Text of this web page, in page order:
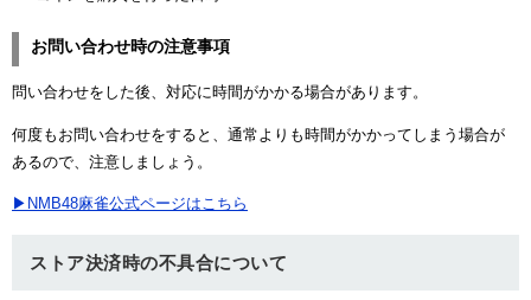
お問い合わせ時の注意事項
問い合わせをした後、対応に時間がかかる場合があります。
何度もお問い合わせをすると、通常よりも時間がかかってしまう場合が
あるので、注意しましょう。
▶NMB48麻雀公式ページはこちら
ストア決済時の不具合について